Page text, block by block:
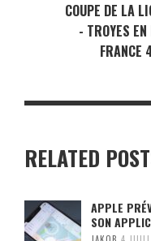
COUPE DE LA
- TROYES
FRANCE
RELATED
APPLE
SON